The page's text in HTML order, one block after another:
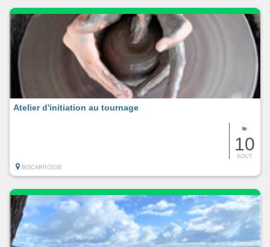
le
10
AOUT
Atelier d'initiation au tournage
BISCARROSSE